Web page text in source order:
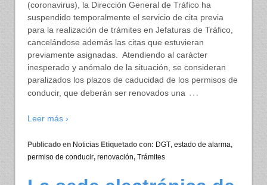
(coronavirus), la Dirección General de Tráfico ha
suspendido temporalmente el servicio de cita previa
para la realización de trámites en Jefaturas de Tráfico,
cancelándose además las citas que estuvieran
previamente asignadas. Atendiendo al carácter
inesperado y anómalo de la situación, se consideran
paralizados los plazos de caducidad de los permisos de
conducir, que deberán ser renovados una …
Leer más ›
Publicado en Noticias Etiquetado con: DGT, estado de alarma,
permiso de conducir, renovación, Trámites